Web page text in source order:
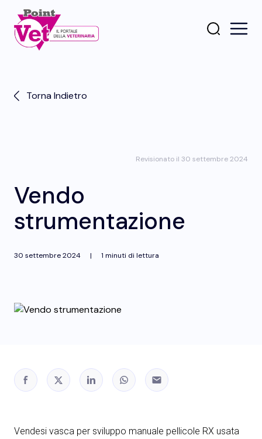
Torna Indietro
Revisionato il 30 settembre 2024
Vendo
strumentazione
30 settembre 2024 | 1 minuti di lettura
Vendesi vasca per sviluppo manuale pellicole RX usata